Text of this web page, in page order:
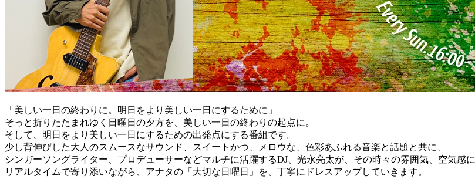
「美しい一日の終わりに。明日をより美しい一日にするために」
そっと折りたたまれゆく日曜日の夕方を、美しい一日の終わりの起点に。
そして、明日をより美しい一日にするための出発点にする番組です。
少し背伸びした大人のスムースなサウンド、スイートかつ、メロウな、色彩あふれる音楽と話題と共に、
シンガーソングライター、プロデューサーなどマルチに活躍するDJ、光永亮太が、その時々の雰囲気、空気感に
リアルタイムで寄り添いながら、アナタの「大切な日曜日」を、丁寧にドレスアップしていきます。